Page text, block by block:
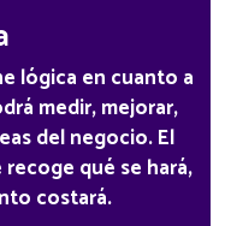
lógica en cuanto a
medir, mejorar,
del negocio. El
qué se hará,
costará.